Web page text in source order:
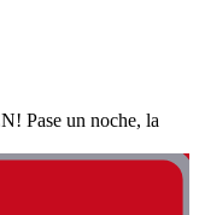
Pase un noche, la